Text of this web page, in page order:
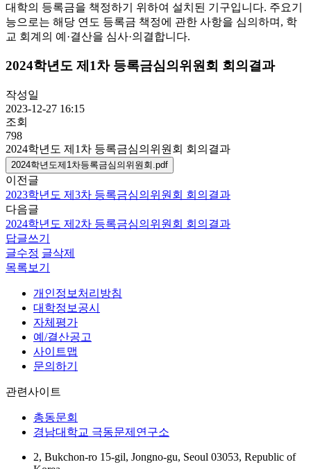
대학의 등록금을 책정하기 위하여 설치된 기구입니다. 주요기
능으로는 해당 연도 등록금 책정에 관한 사항을 심의하며, 학
교 회계의 예·결산을 심사·의결합니다.
2024학년도 제1차 등록금심의위원회 회의결과
작성일
2023-12-27 16:15
조회
798
2024학년도 제1차 등록금심의위원회 회의결과
2024학년도제1차등록금심의위원회.pdf
이전글
2023학년도 제3차 등록금심의위원회 회의결과
다음글
2024학년도 제2차 등록금심의위원회 회의결과
답글쓰기
글수정 글삭제
목록보기
개인정보처리방침
대학정보공시
자체평가
예/결산공고
사이트맵
문의하기
관련사이트
총동문회
경남대학교 극동문제연구소
2, Bukchon-ro 15-gil, Jongno-gu, Seoul 03053, Republic of